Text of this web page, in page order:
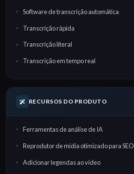
Software de transcrição automática
Transcrição rápida
Transcrição literal
Transcrição em tempo real
RECURSOS DO PRODUTO
Ferramentas de análise de IA
Reprodutor de mídia otimizado para SEO
Adicionar legendas ao vídeo